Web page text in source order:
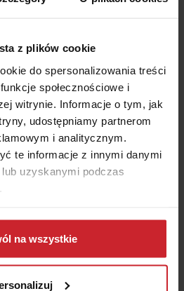
z plików cookie
do spersonalizowania treści
społecznościowe i
witrynie. Informacje o tym, jak
udostępniamy partnerom
i analitycznym.
te informacje z innymi danymi
uzyskanymi podczas
tego, kim jesteśmy, jak
i w jaki sposób
w ramachPolityki
na wszystkie
umów na odległość oraz
i administratorze danych.
SKŁADKĘ OC/AC
#prawo jazdy